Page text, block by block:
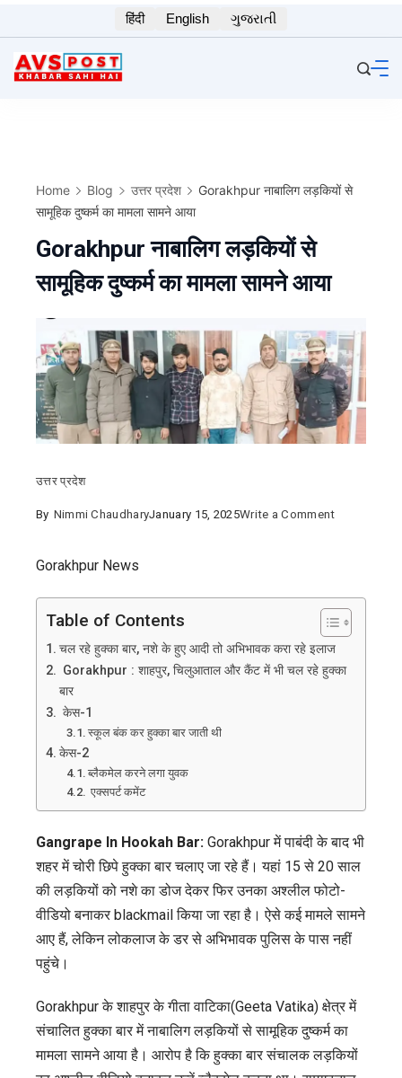
to
content
हिंदी English ગુજરાતી
Home Blog उत्तर प्रदेश
Gorakhpur नाबालिग लड़कियों से
सामूहिक दुष्कर्म का मामला सामने आया
Gorakhpur नाबालिग लड़कियों से
सामूहिक दुष्कर्म का मामला सामने आया
उत्तर प्रदेश
By Nimmi ChaudharyJanuary 15, 2025Write a Commenton
से
सामूहिक
Gorakhpur News
Table of Contents
चल रहे हुक्का बार, नशे के हुए आदी तो अभिभावक करा रहे इलाज
Gorakhpur : शाहपुर, चिलुआताल और कैंट में भी चल रहे हुक्का
बार
केस-1
स्कूल बंक कर हुक्का बार जाती थी
केस-2
ब्लैकमेल करने लगा युवक
एक्सपर्ट कमेंट
Gangrape In Hookah Bar: Gorakhpur में पाबंदी के बाद भी
शहर में चोरी छिपे हुक्का बार चलाए जा रहे हैं। यहां 15 से 20 साल
की लड़कियों को नशे का डोज देकर फिर उनका अश्लील फोटो-
वीडियो बनाकर blackmail किया जा रहा है। ऐसे कई मामले सामने
आए हैं, लेकिन लोकलाज के डर से अभिभावक पुलिस के पास नहीं
पहुंचे।
Gorakhpur के शाहपुर के गीता वाटिका(Geeta Vatika) क्षेत्र में
संचालित हुक्का बार में नाबालिग लड़कियों से सामूहिक दुष्कर्म का
मामला सामने आया है। आरोप है कि हुक्का बार संचालक लड़कियों